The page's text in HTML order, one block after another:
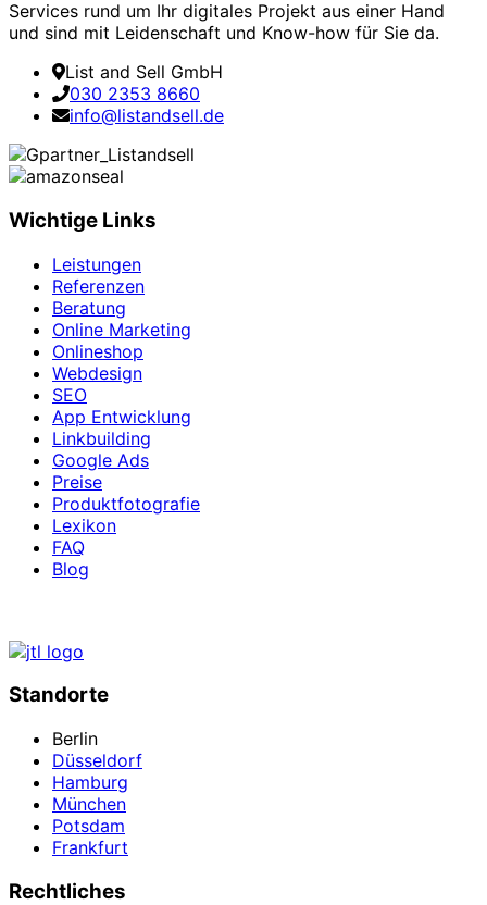
Services rund um Ihr digitales Projekt aus einer Hand
und sind mit Leidenschaft und Know-how für Sie da.
List and Sell GmbH
030 2353 8660
info@listandsell.de
Wichtige Links
Leistungen
Referenzen
Beratung
Online Marketing
Onlineshop
Webdesign
SEO
App Entwicklung
Linkbuilding
Google Ads
Preise
Produktfotografie
Lexikon
FAQ
Blog
Standorte
Berlin
Düsseldorf
Hamburg
München
Potsdam
Frankfurt
Rechtliches